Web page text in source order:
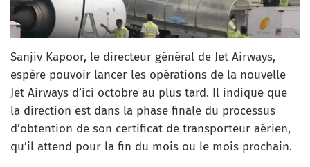
Sanjiv Kapoor, le directeur général de Jet Airways,
espère pouvoir lancer les opérations de la nouvelle
Jet Airways d’ici octobre au plus tard. Il indique que
la direction est dans la phase finale du processus
d’obtention de son certificat de transporteur aérien,
qu’il attend pour la fin du mois ou le mois prochain.